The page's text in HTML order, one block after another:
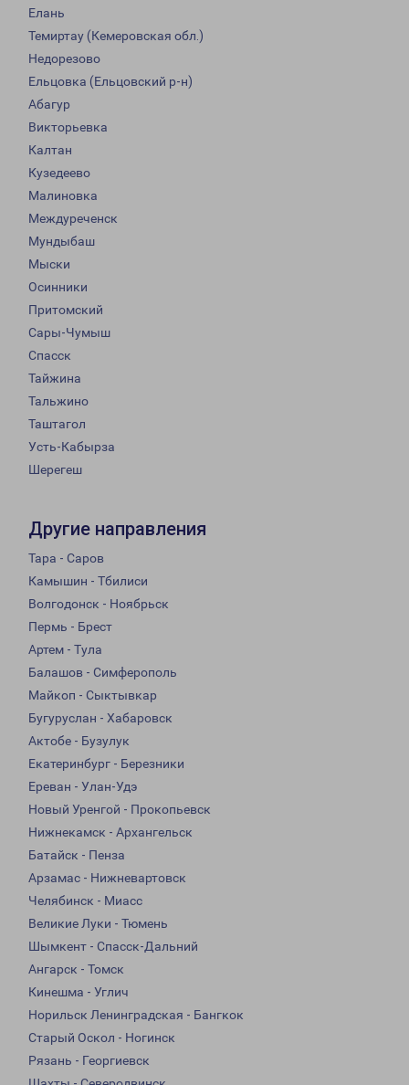
Елань
Темиртау (Кемеровская обл.)
Недорезово
Ельцовка (Ельцовский р-н)
Абагур
Викторьевка
Калтан
Кузедеево
Малиновка
Междуреченск
Мундыбаш
Мыски
Осинники
Притомский
Сары-Чумыш
Спасск
Тайжина
Тальжино
Таштагол
Усть-Кабырза
Шерегеш
Другие направления
Тара - Саров
Камышин - Тбилиси
Волгодонск - Ноябрьск
Пермь - Брест
Артем - Тула
Балашов - Симферополь
Майкоп - Сыктывкар
Бугуруслан - Хабаровск
Актобе - Бузулук
Екатеринбург - Березники
Ереван - Улан-Удэ
Новый Уренгой - Прокопьевск
Нижнекамск - Архангельск
Батайск - Пенза
Арзамас - Нижневартовск
Челябинск - Миасс
Великие Луки - Тюмень
Шымкент - Спасск-Дальний
Ангарск - Томск
Кинешма - Углич
Норильск Ленинградская - Бангкок
Старый Оскол - Ногинск
Рязань - Георгиевск